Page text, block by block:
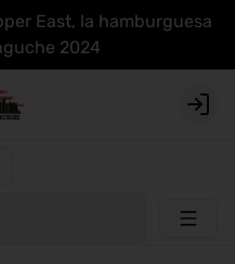
East, la hamburguesa
2024
Login